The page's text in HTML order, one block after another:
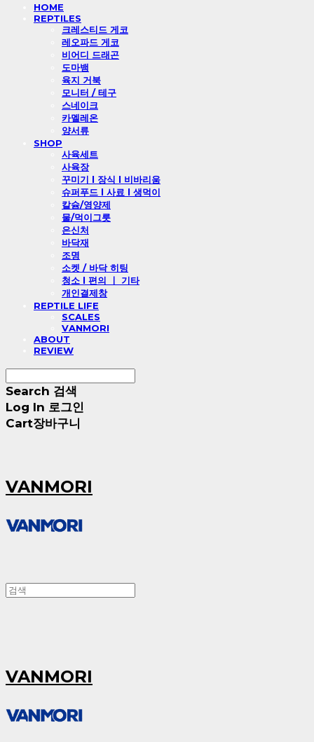
HOME
REPTILES
크레스티드 게코
레오파드 게코
비어디 드래곤
도마뱀
육지 거북
모니터 / 테구
스네이크
카멜레온
양서류
SHOP
사육세트
사육장
꾸미기 l 장식 l 비바리움
슈퍼푸드 l 사료 l 생먹이
칼슘/영양제
물/먹이그릇
은신처
바닥재
조명
소켓 / 바닥 히팅
청소 l 편의 ㅣ 기타
개인결제창
REPTILE LIFE
SCALES
VANMORI
ABOUT
REVIEW
Search 검색
Log In 로그인
Cart장바구니
VANMORI
VANMORI